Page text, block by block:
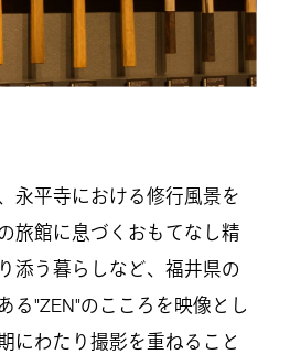
永平寺における修行風景を
旅館に息づくおもてなし精
添う暮らしなど、福井県の
る"ZEN"のこころを映像とし
にわたり撮影を重ねること